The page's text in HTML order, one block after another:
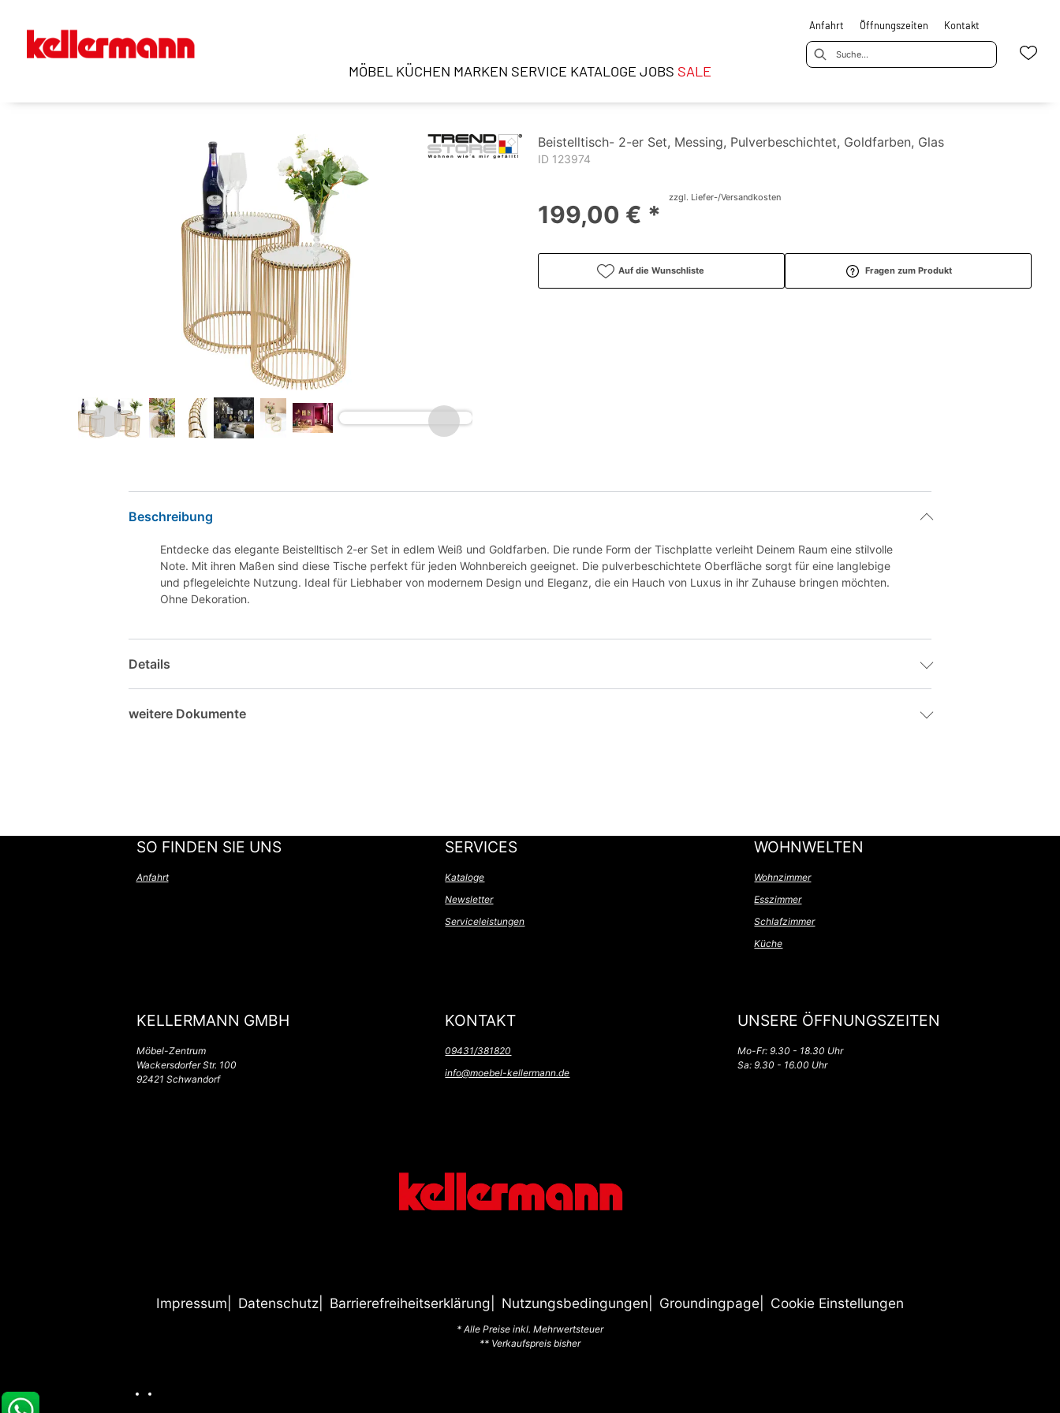
Anfahrt Öffnungszeiten Kontakt
MÖBEL KÜCHEN MARKEN SERVICE KATALOGE JOBS SALE
Beistelltisch- 2-er Set, Messing, Pulverbeschichtet, Goldfarben, Glas
ID 123974
199,00 € *
zzgl. Liefer-/Versandkosten
Auf die Wunschliste Fragen zum Produkt
Beschreibung
Entdecke das elegante Beistelltisch 2-er Set in edlem Weiß und Goldfarben. Die runde Form der Tischplatte verleiht Deinem Raum eine stilvolle
Note. Mit ihren Maßen sind diese Tische perfekt für jeden Wohnbereich geeignet. Die pulverbeschichtete Oberfläche sorgt für eine langlebige
und pflegeleichte Nutzung. Ideal für Liebhaber von modernem Design und Eleganz, die ein Hauch von Luxus in ihr Zuhause bringen möchten.
Ohne Dekoration.
Details
weitere Dokumente
SO FINDEN SIE UNS
Anfahrt
SERVICES
Kataloge
Newsletter
Serviceleistungen
WOHNWELTEN
Wohnzimmer
Esszimmer
Schlafzimmer
Küche
KELLERMANN GMBH
Möbel-Zentrum
Wackersdorfer Str. 100
92421 Schwandorf
KONTAKT
09431/381820
info@moebel-kellermann.de
UNSERE ÖFFNUNGSZEITEN
Mo-Fr: 9.30 - 18.30 Uhr
Sa: 9.30 - 16.00 Uhr
Impressum Datenschutz Barrierefreiheitserklärung Nutzungsbedingungen Groundingpage Cookie Einstellungen
* Alle Preise inkl. Mehrwertsteuer
** Verkaufspreis bisher